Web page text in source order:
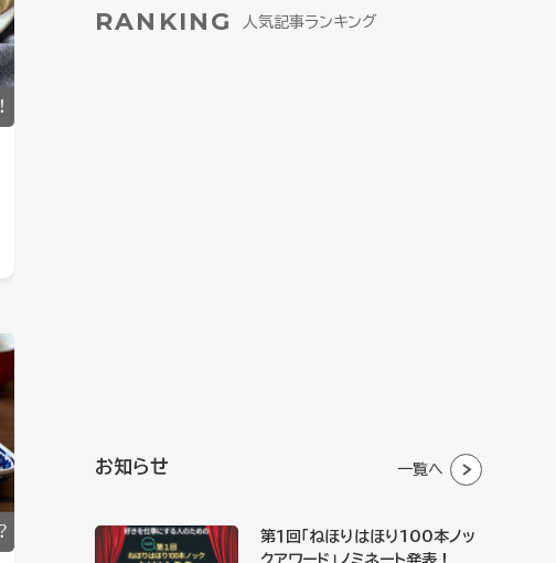
RANKING 人気記事ランキング
お知らせ 一覧へ
第１回「ねほりはほり100本ノッ
クアワード」ノミネート発表！